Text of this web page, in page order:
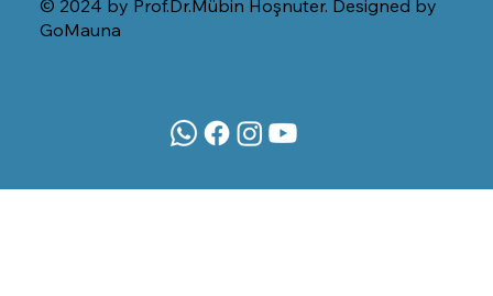
© 2024 by Prof.Dr.Mübin Hoşnuter. Designed by
GoMauna